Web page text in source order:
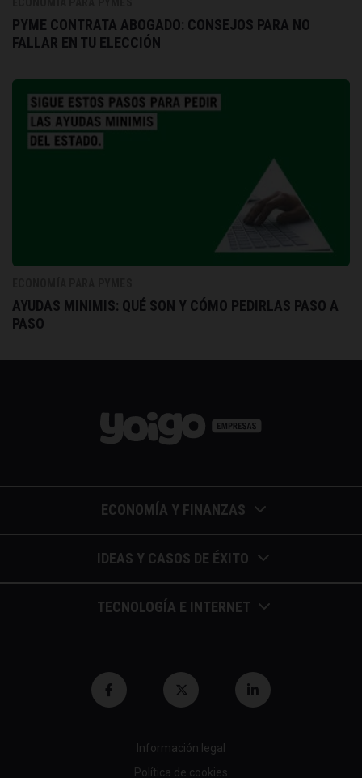
PYME CONTRATA ABOGADO: CONSEJOS PARA NO
FALLAR EN TU ELECCIÓN
AYUDAS MINIMIS: QUÉ SON Y CÓMO PEDIRLAS PASO A
PASO
ECONOMÍA Y FINANZAS
Barómetros de sueldos
Economía colaborativa
Economía para Pymes
IDEAS Y CASOS DE ÉXITO
Calendario de eventos
Casos de éxito
Entrevistas / autores
Gestión y liderazgo
Psicología y coaching
TECNOLOGÍA E INTERNET
Blockchain y similares
Información legal
Política de cookies